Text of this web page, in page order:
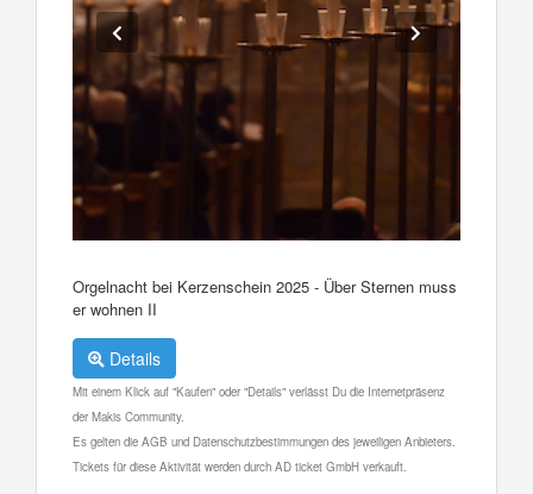
Orgelnacht bei Kerzenschein 2025 - Über Sternen muss
er wohnen II
Details
Mit einem Klick auf "Kaufen" oder "Details" verlässt Du die Internetpräsenz
der Makis Community.
Es gelten die AGB und Datenschutzbestimmungen des jeweiligen Anbieters.
Tickets für diese Aktivität werden durch AD ticket GmbH verkauft.